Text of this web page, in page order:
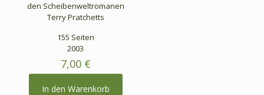
den Scheibenweltromanen
Terry Pratchetts
155 Seiten
2003
7,00 €
In den Warenkorb